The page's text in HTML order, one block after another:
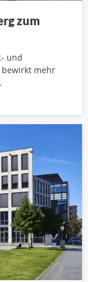
zum
und
bewirkt mehr